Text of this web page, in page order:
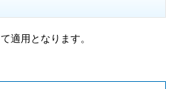
適用となります。